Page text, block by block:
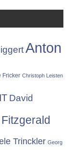
Anton
Fricker Christoph Leisten
David
Fitzgerald
Trinckler Georg